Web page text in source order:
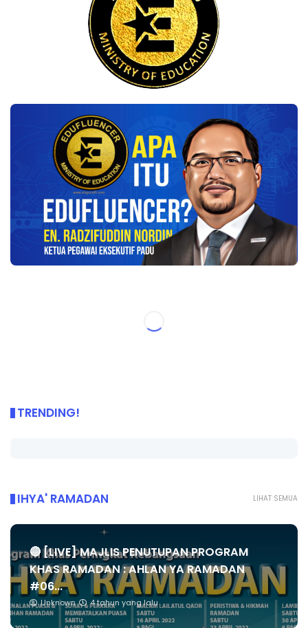
TRENDING!
LIHAT SEMUA
IHYA' RAMADAN
🔴 [LIVE] MAJLIS PENUTUPAN PROGRAM
KHAS RAMADAN : AHLAN YA RAMADAN
#06...
Unknown 4 tahun yang lalu